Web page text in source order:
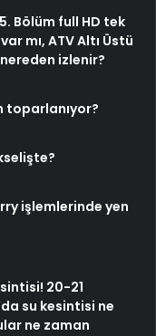
Bölüm full HD tek
mı, ATV Altı Üstü
izlenir?
toparlanıyor?
işlemlerinde yen
20-21
su kesintisi ne
ne zaman